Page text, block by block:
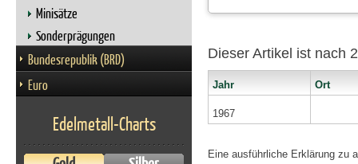
Minisätze
Sonderprägungen
Bundesrepublik (BRD)
Euro
Edelmetall-Charts
Dieser Artikel ist nach
Jahr Ort
1967
Eine ausführliche Erklärung zu